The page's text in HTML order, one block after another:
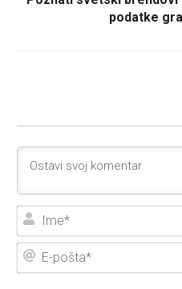
podatke